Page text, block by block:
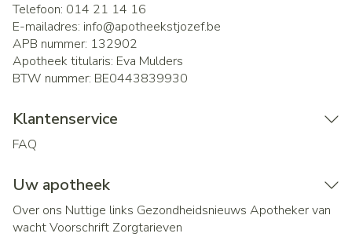
Telefoon: 014 21 14 16
E-mailadres: info@apotheekstjozef.be
APB nummer: 132902
Apotheek titularis: Eva Mulders
BTW nummer: BE0443839930
Klantenservice
FAQ
Uw apotheek
Over ons Nuttige links Gezondheidsnieuws Apotheker van
wachtVoorschrift Zorgtarieven